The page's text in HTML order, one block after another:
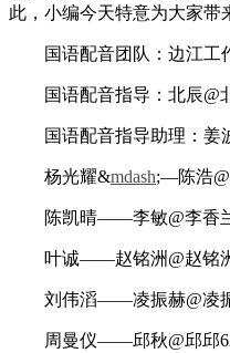
此，小编今天特意为大家带
国语配音团队：边江工
国语配音指导：北辰@
国语配音指导助理：姜
杨光耀&mdash;—陈浩
陈凯晴——李敏@李香
叶诚——赵铭洲@赵铭
刘伟滔——凌振赫@凌
周曼仪——邱秋@邱邱